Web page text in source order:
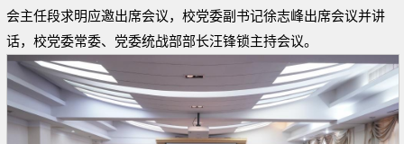
会主任段求明应邀出席会议，校党委副书记徐志峰出席会议并讲
话，校党委常委、党委统战部部长汪锋锁主持会议。